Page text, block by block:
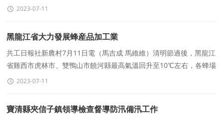
剛、植保專家馬麗、蔬菜(辣椒)專家梁芳芳等一行
2023-07-11
黑龍江省大力發展蜂産品加工業
共工日報社新農村7月11日電（馬吉成 馬維維）清明節過後，黑龍江
省雞西市虎林市、雙鴨山市饒河縣最高氣溫回升至10℃左右，各蜂場
已冰雪消融。饒河縣是位于我國東北邊陲的一
2023-07-11
寶清縣夾信子鎮領導檢查督導防汛備汛工作